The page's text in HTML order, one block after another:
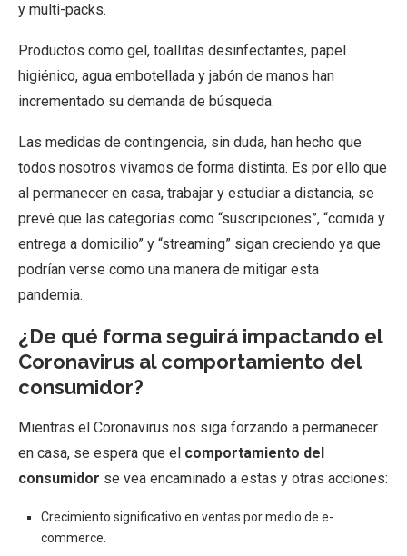
y multi-packs.
Productos como gel, toallitas desinfectantes, papel
higiénico, agua embotellada y jabón de manos han
incrementado su demanda de búsqueda.
Las medidas de contingencia, sin duda, han hecho que
todos nosotros vivamos de forma distinta. Es por ello que
al permanecer en casa, trabajar y estudiar a distancia, se
prevé que las categorías como “suscripciones”, “comida y
entrega a domicilio” y “streaming” sigan creciendo ya que
podrían verse como una manera de mitigar esta
pandemia.
¿De qué forma seguirá impactando el
Coronavirus al comportamiento del
consumidor?
Mientras el Coronavirus nos siga forzando a permanecer
en casa, se espera que el comportamiento del
consumidor se vea encaminado a estas y otras acciones:
Crecimiento significativo en ventas por medio de e-
commerce.